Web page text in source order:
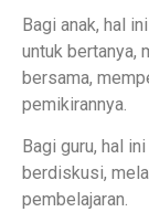
Bagi anak, hal
untuk bertanya,
bersama,
pemikirannya.
Bagi guru, hal
berdiskusi,
pembelajaran.